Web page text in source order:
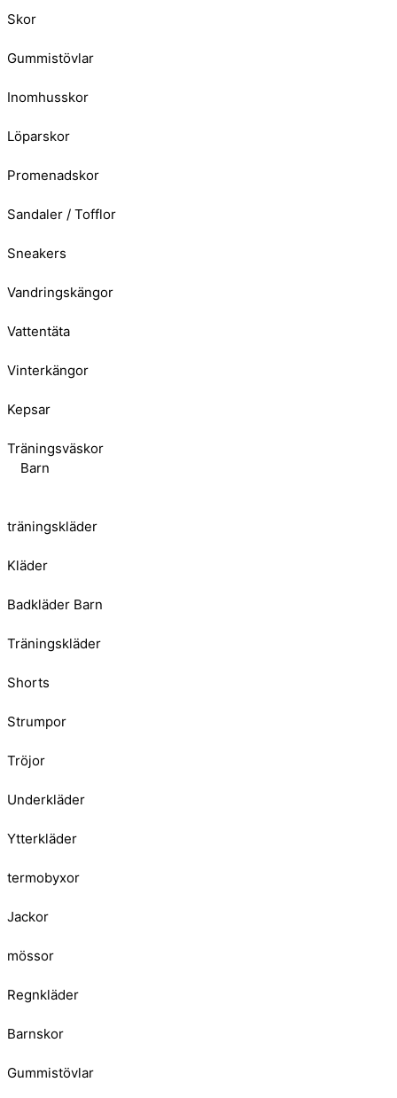
Skor
Gummistövlar
Inomhusskor
Löparskor
Promenadskor
Sandaler / Tofflor
Sneakers
Vandringskängor
Vattentäta
Vinterkängor
Kepsar
Träningsväskor
Barn
träningskläder
Kläder
Badkläder Barn
Träningskläder
Shorts
Strumpor
Tröjor
Underkläder
Ytterkläder
termobyxor
Jackor
mössor
Regnkläder
Barnskor
Gummistövlar